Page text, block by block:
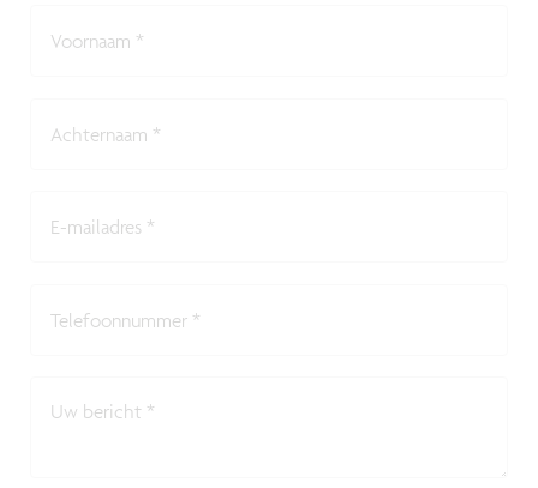
Voornaam *
Achternaam *
E-mailadres *
Telefoonnummer *
Uw bericht *